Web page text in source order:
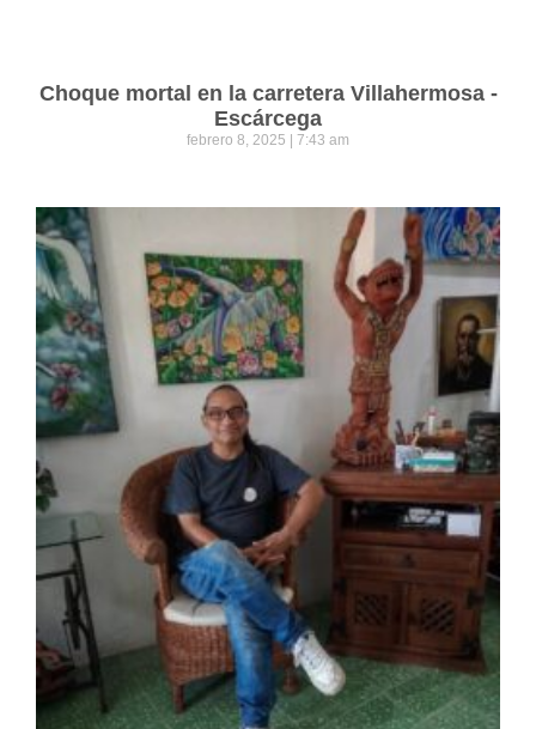
Choque mortal en la carretera Villahermosa -
Escárcega
febrero 8, 2025 7:43 am